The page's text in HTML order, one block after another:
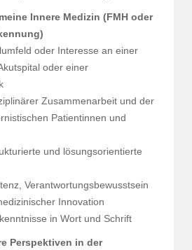
Innere Medizin (FMH oder
oder Interesse an einer
oder einer
Zusammenarbeit und der
Patientinnen und
und lösungsorientierte
Verantwortungsbewusstsein
Innovation
in Wort und Schrift
Perspektiven in der